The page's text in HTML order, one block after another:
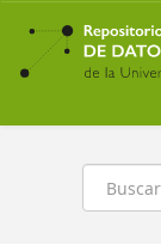
Ir
contenido
principal
Buscar